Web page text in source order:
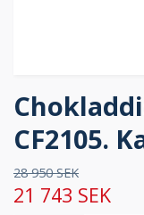
CF2105.
28 950 SEK
21 743 SEK